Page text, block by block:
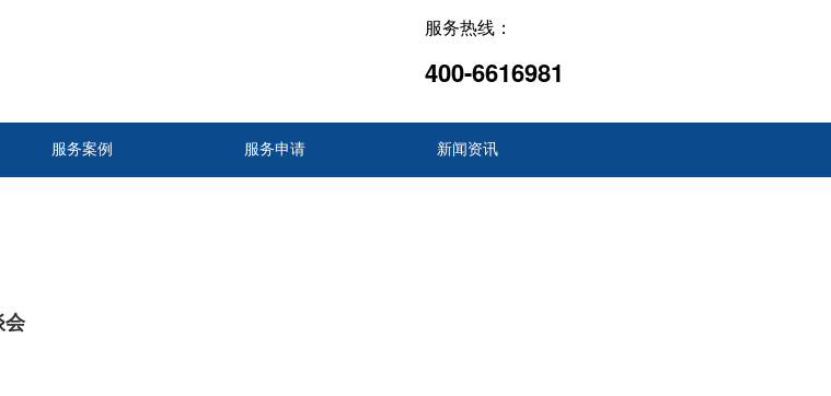
服务热线：
400-6616981
服务案例 服务申请 新闻资讯
会